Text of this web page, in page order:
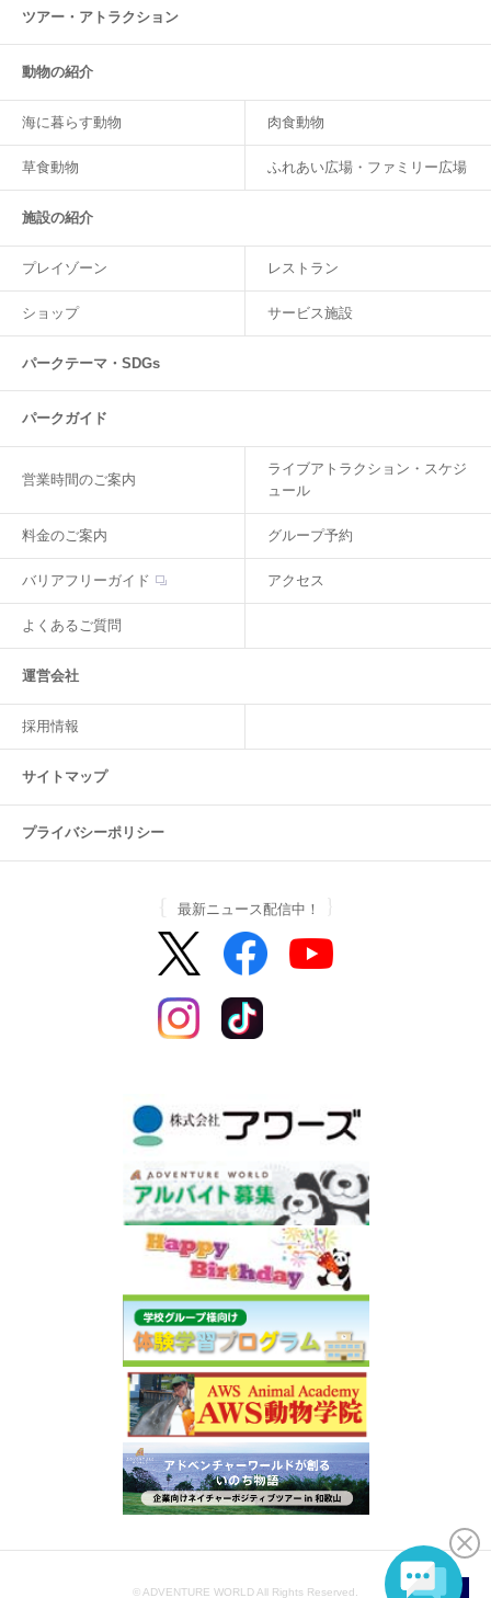
ツアー・ アトラクション
動物の紹介
海に暮らす動物 肉食動物
草食動物 ふれあい広場・ファミリー広場
施設の紹介
プレイゾーン レストラン
ショップ サービス施設
パークテーマ・SDGs
パークガイド
営業時間のご案内
ライブアトラクション・スケジ
ュール
料金のご案内 グループ予約
バリアフリーガイド アクセス
よくあるご質問
運営会社
採用情報
サイトマップ
プライバシーポリシー
最新ニュース配信中！
© ADVENTURE WORLD All Rights Reserved.